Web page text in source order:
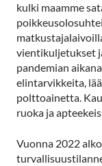
kulki maamme
vientikuljetukset
pandemian
elintarvikkeita,
polttoainetta.
ruoka ja
Vuonna 2022